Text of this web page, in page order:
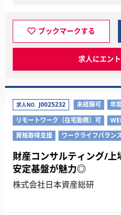
ブックマークする
求人にエン
求人NO. J0025232 未経験可 年
リモートワーク（在宅勤務）可
資格取得支援
ワークライフバラン
財産コンサルティング/上
安定基盤が魅力◎
株式会社日本資産総研